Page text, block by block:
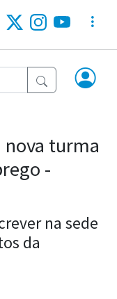
nova turma
-
na sede
da